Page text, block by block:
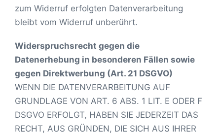
zum Widerruf erfolgten Datenverarbeitung
bleibt vom Widerruf unberührt.
Widerspruchsrecht gegen die
Datenerhebung in besonderen Fällen sowie
gegen Direktwerbung (Art. 21 DSGVO)
WENN DIE DATENVERARBEITUNG AUF
GRUNDLAGE VON ART. 6 ABS. 1 LIT. E ODER F
DSGVO ERFOLGT, HABEN SIE JEDERZEIT DAS
RECHT, AUS GRÜNDEN, DIE SICH AUS IHRER